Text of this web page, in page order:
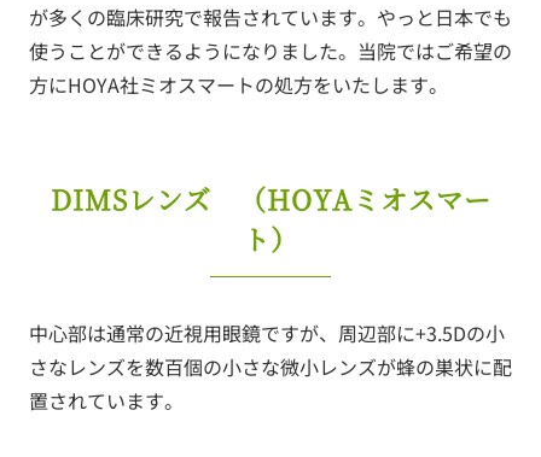
が多くの臨床研究で報告されています。やっと日本でも
使うことができるようになりました。当院ではご希望の
方にHOYA社ミオスマートの処方をいたします。
DIMSレンズ （HOYAミオスマー
ト）
中心部は通常の近視用眼鏡ですが、周辺部に+3.5Dの小
さなレンズを数百個の小さな微小レンズが蜂の巣状に配
置されています。